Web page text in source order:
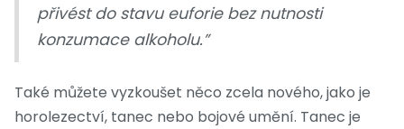
přivést do stavu euforie bez nutnosti
konzumace alkoholu.”
Také můžete vyzkoušet něco zcela nového, jako je
horolezectví, tanec nebo bojové umění. Tanec je